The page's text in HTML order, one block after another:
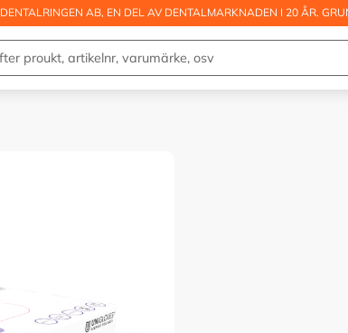
DENTALRINGEN AB, EN DEL AV DENTALMARKNADEN I 20 ÅR.